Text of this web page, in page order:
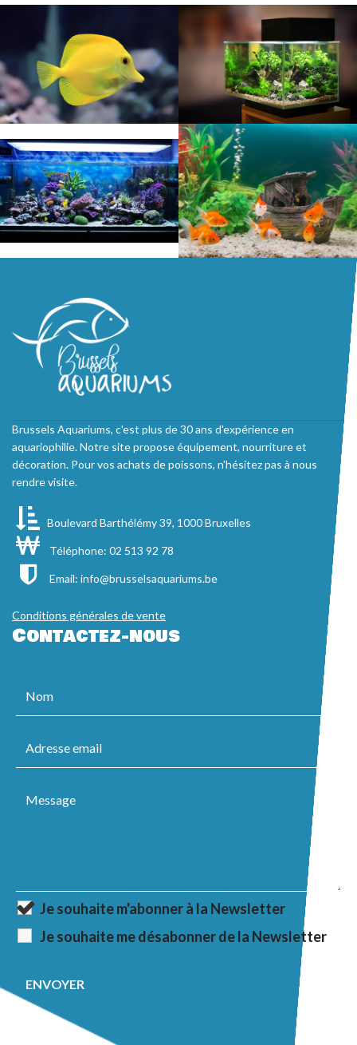
Brussels Aquariums, c'est plus de 30 ans d'expérience en
aquariophilie. Notre site propose équipement, nourriture et
décoration. Pour vos achats de poissons, n'hésitez pas à nous
rendre visite.
Boulevard Barthélémy 39, 1000 Bruxelles
Téléphone: 02 513 92 78
Email: info@brusselsaquariums.be
Conditions générales de vente
Contactez-nous
Je souhaite m'abonner à la Newsletter
Je souhaite me désabonner de la Newsletter